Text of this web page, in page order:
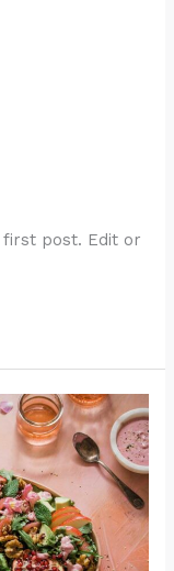
first post. Edit or